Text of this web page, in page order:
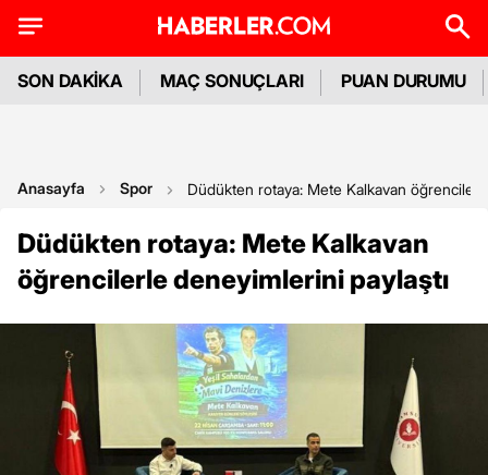
SON DAKİKA MAÇ SONUÇLARI PUAN DURUMU
Anasayfa Spor Düdükten rotaya: Mete Kalkavan
Düdükten rotaya: Mete Kalkavan
öğrencilerle deneyimlerini paylaştı